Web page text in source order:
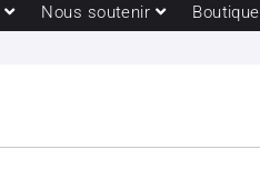
Nous soutenir Boutique